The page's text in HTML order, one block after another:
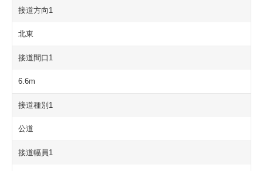
接道方向1
北東
接道間口1
6.6m
接道種別1
公道
接道幅員1